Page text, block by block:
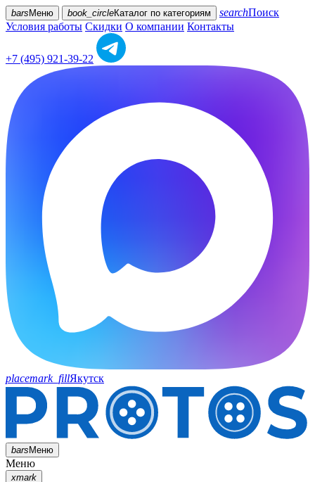
bars Меню book_circleКаталог по категориям searchПоиск
Условия работы Скидки О компании Контакты
+7 (495) 921-39-22
placemark_fillЯкутск
barsМеню
Меню
xmark